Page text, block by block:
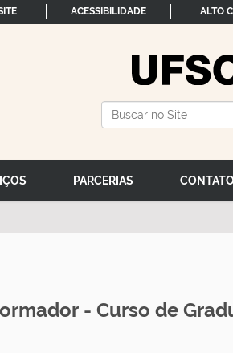
ACESSIBILIDADE ALTO
PARCERIAS
- Curso de